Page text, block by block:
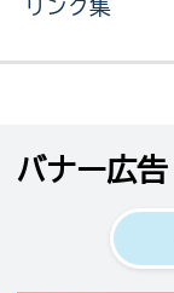
リンク集
バナー広告